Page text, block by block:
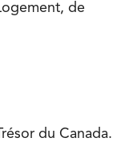
de
du Canada.